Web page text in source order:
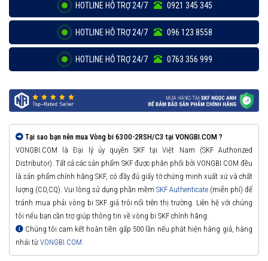
HOTLINE HỖ TRỢ 24/7 0921 345 345
HOTLINE HỖ TRỢ 24/7 096 123 8558
HOTLINE HỖ TRỢ 24/7 0763 356 999
Tại sao bạn nên mua Vòng bi 6300-2RSH/C3 tại VONGBI.COM ?
VONGBI.COM là Đại lý ủy quyền SKF tại Việt Nam (SKF Authorized
Distributor). Tất cả các sản phẩm SKF được phân phối bởi VONGBI.COM đều
là sản phẩm chính hãng SKF, có đầy đủ giấy tờ chứng minh xuất xứ và chất
lượng (CO,CQ). Vui lòng sử dụng phần mềm SKF Authenticate (miễn phí) để
tránh mua phải vòng bi SKF giả trôi nổi trên thị trường. Liên hệ với chúng
tôi nếu bạn cần trợ giúp thông tin về vòng bi SKF chính hãng.
Chúng tôi cam kết hoàn tiền gấp 500 lần nếu phát hiện hàng giả, hàng
nhái từ VONGBI.COM